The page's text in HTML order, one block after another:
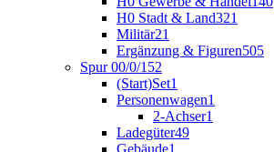
H0 Stadt & Land321
Militär21
Ergänzung & Figuren505
Spur 00/0/1 52
(Start)Set1
Personenwagen1
2-Achser1
Ladegüter49
Gebäude1